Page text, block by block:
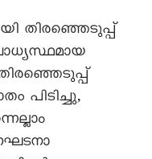
തിരഞ്ഞെടുപ്പ്
പിടിച്ചു,